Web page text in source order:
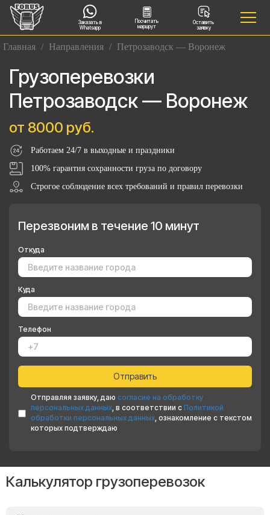
Заказать в
Whatsapp
Посчитать
маршрут
Оставить
заявку
Главная / Направления / Петрозаводск — Воронеж
Грузоперевозки
Петрозаводск — Воронеж
от 8000 руб.
Работаем 24/7 в выходные и праздники
100% гарантия сохранности груза по договору
Строгое соблюдение всех требований и правил перевозки
Перезвоним в течение 10 минут
Откуда
Куда
Телефон
Отправляя заявку, даю согласие на обработку
персональных данных, в соответствии с Политикой
обработки персональных данных, ознакомление с текстом
которых подтверждаю
Калькулятор грузоперевозок